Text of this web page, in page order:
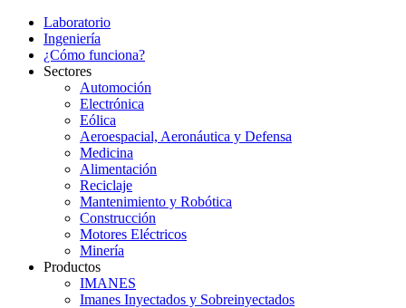
Laboratorio
Ingeniería
¿Cómo funciona?
Sectores
Automoción
Electrónica
Eólica
Aeroespacial, Aeronáutica y Defensa
Medicina
Alimentación
Reciclaje
Mantenimiento y Robótica
Construcción
Motores Eléctricos
Minería
Productos
IMANES
Imanes Inyectados y Sobreinyectados